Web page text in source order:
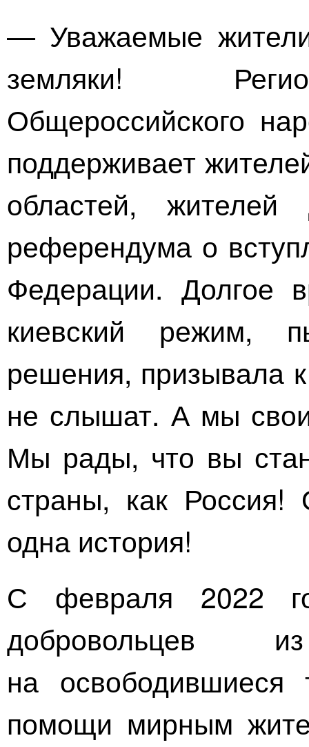
— Уважаемые
земляки!
Общероссийского
поддерживает
областей,
референдума о
Федерации. Долгое
киевский режим,
решения, призывала
не слышат. А мы
Мы рады, что вы
страны, как
одна история!
С февраля 2022
добровольцев
на освободившиеся
помощи мирным